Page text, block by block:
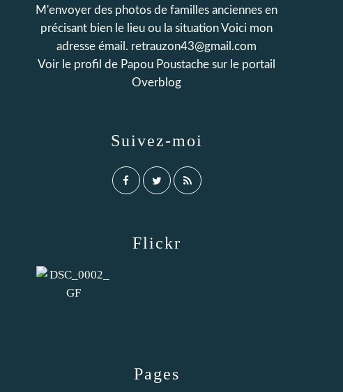
Pages
M'envoyer des photos de familles anciennes en
précisant bien le lieu ou la situation Voici mon
adresse émail. retrauzon43@gmail.com
Voir le profil de Papou Poustache sur le portail
Overblog
Suivez-moi
Flickr